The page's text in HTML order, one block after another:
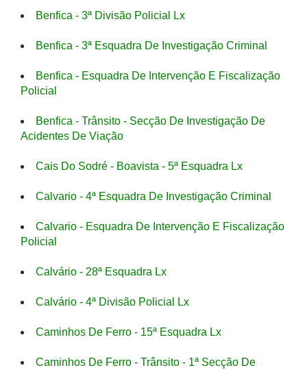
Benfica - 3ª Divisão Policial Lx
Benfica - 3ª Esquadra De Investigação Criminal
Benfica - Esquadra De Intervenção E Fiscalização
Policial
Benfica - Trânsito - Secção De Investigação De
Acidentes De Viação
Cais Do Sodré - Boavista - 5ª Esquadra Lx
Calvario - 4ª Esquadra De Investigação Criminal
Calvario - Esquadra De Intervenção E Fiscalização
Policial
Calvário - 28ª Esquadra Lx
Calvário - 4ª Divisão Policial Lx
Caminhos De Ferro - 15ª Esquadra Lx
Caminhos De Ferro - Trânsito - 1ª Secção De